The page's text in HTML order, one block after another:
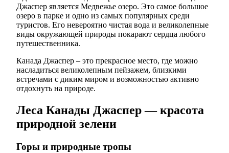
Джаспер является Медвежье озеро. Это самое большое
озеро в парке и одно из самых популярных среди
туристов. Его невероятно чистая вода и великолепные
виды окружающей природы покарают сердца любого
путешественника.
Канада Джаспер – это прекрасное место, где можно
насладиться великолепным пейзажем, близкими
встречами с диким миром и возможностью активно
отдохнуть на природе.
Леса Канады Джаспер — красота
природной зелени
Горы и природные тропы